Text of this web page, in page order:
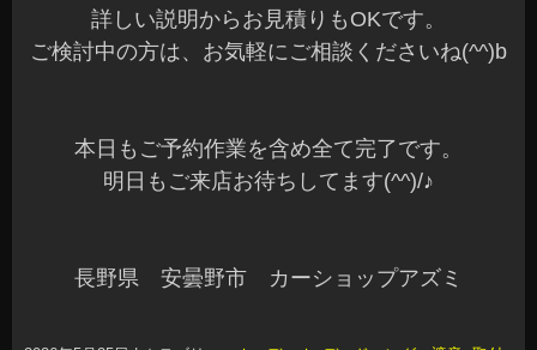
詳しい説明からお見積りもOKです。
ご検討中の方は、お気軽にご相談くださいね(^^)b
本日もご予約作業を含め全て完了です。
明日もご来店お待ちしてます(^^)/♪
長野県 安曇野市 カーショップアズミ